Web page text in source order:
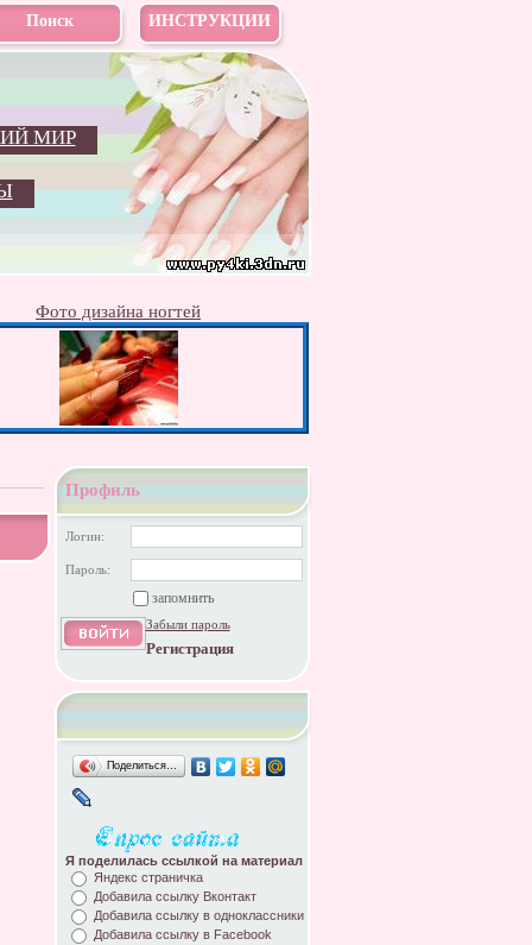
Поиск ИНСТРУКЦИИ
МИР
Фото дизайна ногтей
Профиль
Логин:
Пароль:
запомнить
Забыли пароль
Регистрация
Поделиться…
Я поделилась ссылкой на материал
Яндекс страничка
Добавила ссылку Вконтакт
Добавила ссылку в одноклассники
Добавила ссылку в Facebook